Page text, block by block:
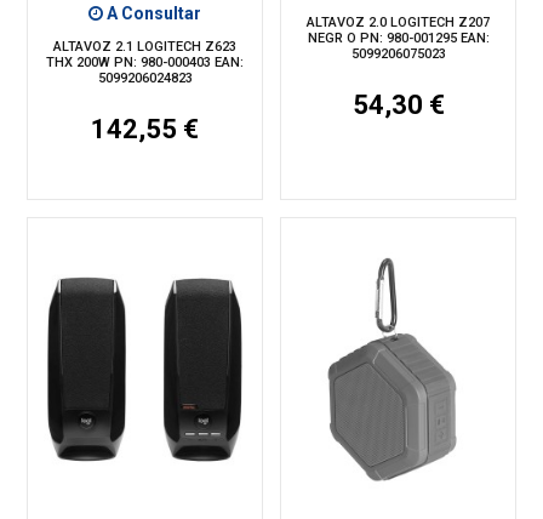
A Consultar
ALTAVOZ 2.1 LOGITECH Z623
THX 200W PN: 980-000403 EAN:
5099206024823
142,55 €
ALTAVOZ 2.0 LOGITECH Z207
NEGR O PN: 980-001295 EAN:
5099206075023
54,30 €